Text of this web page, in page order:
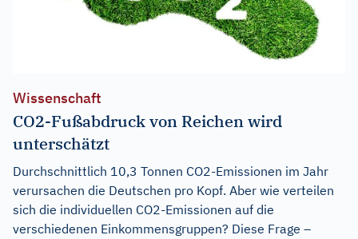
Wissenschaft
CO2-Fußabdruck von Reichen wird
unterschätzt
Durchschnittlich 10,3 Tonnen CO2-Emissionen im Jahr
verursachen die Deutschen pro Kopf. Aber wie verteilen
sich die individuellen CO2-Emissionen auf die
verschiedenen Einkommensgruppen? Diese Frage –